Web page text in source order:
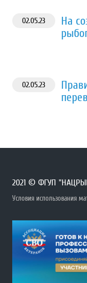
02.05.23
На
02.05.23
2021 © ФГУП
Условия использования